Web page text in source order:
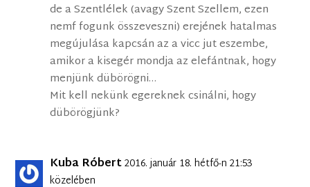
de a Szentlélek (avagy Szent Szellem, ezen
nemf fogunk összeveszni) erejének hatalmas
megújulása kapcsán az a vicc jut eszembe,
amikor a kisegér mondja az elefántnak, hogy
menjünk dübörögni…
Mit kell nekünk egereknek csinálni, hogy
dübörögjünk?
Kuba Róbert2016. január 18. hétfő-n 21:53
közelében